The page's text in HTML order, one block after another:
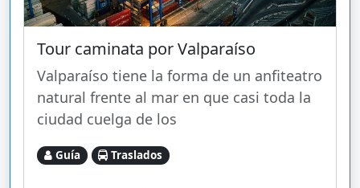
Tour caminata por Valparaíso
Valparaíso tiene la forma de un anfiteatro
natural frente al mar en que casi toda la
ciudad cuelga de los
Guía Traslados